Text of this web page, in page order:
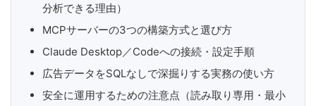
分析できる理由）
MCPサーバーの3つの構築方式と選び方
Claude Desktop／Codeへの接続・設定手順
広告データをSQLなしで深掘りする実務の使い方
安全に運用するための注意点（読み取り専用・最小